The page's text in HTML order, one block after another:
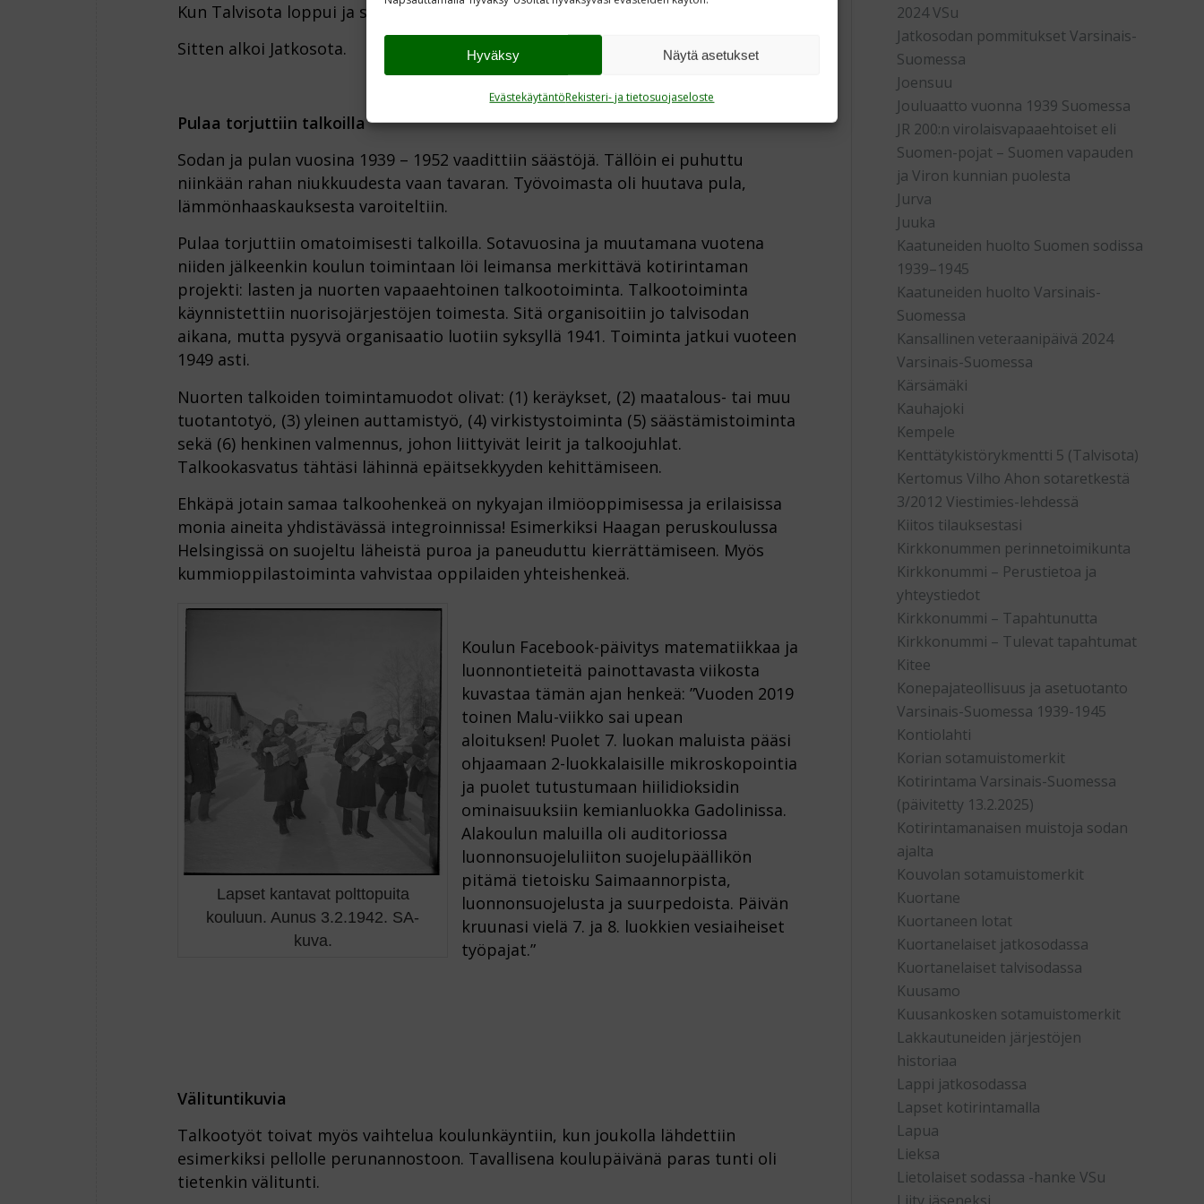
Hyväksy Näytä asetukset
EvästekäytäntöRekisteri- ja tietosuojaseloste
Kun Talvisota loppui ja sotaväki lähti, koulua ehdittiin käydä kolmen viikon ajan.
Sitten alkoi Jatkosota.
Pulaa torjuttiin talkoilla
Sodan ja pulan vuosina 1939 – 1952 vaadittiin säästöjä. Tällöin ei puhuttu
niinkään rahan niukkuudesta vaan tavaran. Työvoimasta oli huutava pula,
lämmönhaaskauksesta varoiteltiin.
Pulaa torjuttiin omatoimisesti talkoilla. Sotavuosina ja muutamana vuotena
niiden jälkeenkin koulun toimintaan löi leimansa merkittävä kotirintaman
projekti: lasten ja nuorten vapaaehtoinen talkootoiminta. Talkootoiminta
käynnistettiin nuorisojärjestöjen toimesta. Sitä organisoitiin jo talvisodan
aikana, mutta pysyvä organisaatio luotiin syksyllä 1941. Toiminta jatkui vuoteen
1949 asti.
Nuorten talkoiden toimintamuodot olivat: (1) keräykset, (2) maatalous- tai muu
tuotantotyö, (3) yleinen auttamistyö, (4) virkistystoiminta (5) säästämistoiminta
sekä (6) henkinen valmennus, johon liittyivät leirit ja talkoojuhlat.
Talkookasvatus tähtäsi lähinnä epäitsekkyyden kehittämiseen.
Ehkäpä jotain samaa talkoohenkeä on nykyajan ilmiöoppimisessa ja erilaisissa
monia aineita yhdistävässä integroinnissa! Esimerkiksi Haagan peruskoulussa
Helsingissä on suojeltu läheistä puroa ja paneuduttu kierrättämiseen. Myös
kummioppilastoiminta vahvistaa oppilaiden yhteishenkeä.
Lapset kantavat polttopuita
kouluun. Aunus 3.2.1942. SA-
kuva.
Koulun Facebook-päivitys matematiikkaa ja
luonnontieteitä painottavasta viikosta
kuvastaa tämän ajan henkeä: ”Vuoden 2019
toinen Malu-viikko sai upean
aloituksen! Puolet 7. luokan maluista pääsi
ohjaamaan 2-luokkalaisille mikroskopointia
ja puolet tutustumaan hiilidioksidin
ominaisuuksiin kemianluokka Gadolinissa.
Alakoulun maluilla oli auditoriossa
luonnonsuojeluliiton suojelupäällikön
pitämä tietoisku Saimaannorpista,
luonnonsuojelusta ja suurpedoista. Päivän
kruunasi vielä 7. ja 8. luokkien vesiaiheiset
työpajat.”
Välituntikuvia
Talkootyöt toivat myös vaihtelua koulunkäyntiin, kun joukolla lähdettiin
esimerkiksi pellolle perunannostoon. Tavallisena koulupäivänä paras tunti oli
tietenkin välitunti.
2024 VSu
Jatkosodan pommitukset Varsinais-
Suomessa
Joensuu
Jouluaatto vuonna 1939 Suomessa
JR 200:n virolaisvapaaehtoiset eli
Suomen-pojat – Suomen vapauden
ja Viron kunnian puolesta
Jurva
Juuka
Kaatuneiden huolto Suomen sodissa
1939–1945
Kaatuneiden huolto Varsinais-
Suomessa
Kansallinen veteraanipäivä 2024
Varsinais-Suomessa
Kärsämäki
Kauhajoki
Kempele
Kenttätykistörykmentti 5 (Talvisota)
Kertomus Vilho Ahon sotaretkestä
3/2012 Viestimies-lehdessä
Kiitos tilauksestasi
Kirkkonummen perinnetoimikunta
Kirkkonummi – Perustietoa ja
yhteystiedot
Kirkkonummi – Tapahtunutta
Kirkkonummi – Tulevat tapahtumat
Kitee
Konepajateollisuus ja asetuotanto
Varsinais-Suomessa 1939-1945
Kontiolahti
Korian sotamuistomerkit
Kotirintama Varsinais-Suomessa
(päivitetty 13.2.2025)
Kotirintamanaisen muistoja sodan
ajalta
Kouvolan sotamuistomerkit
Kuortane
Kuortaneen lotat
Kuortanelaiset jatkosodassa
Kuortanelaiset talvisodassa
Kuusamo
Kuusankosken sotamuistomerkit
Lakkautuneiden järjestöjen
historiaa
Lappi jatkosodassa
Lapset kotirintamalla
Lapua
Lieksa
Lietolaiset sodassa -hanke VSu